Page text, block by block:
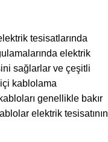
tesisatlarında
elektrik
sağlarlar ve çeşitli
kablolama
genellikle bakır
elektrik tesisatının